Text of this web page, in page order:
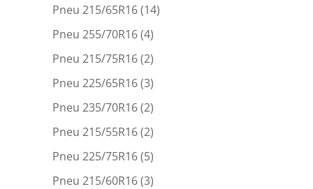
Pneu 215/65R16(14)
Pneu 255/70R16(4)
Pneu 215/75R16(2)
Pneu 225/65R16(3)
Pneu 235/70R16(2)
Pneu 215/55R16(2)
Pneu 225/75R16(5)
Pneu 215/60R16(3)